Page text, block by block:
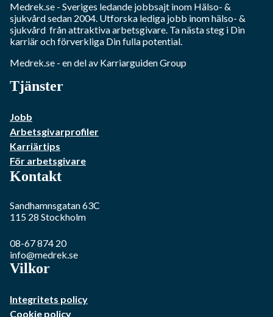
Medrek.se - Sveriges ledande jobbsajt inom Hälso- &
sjukvårdsedan 2004. Utforska lediga jobb inomhälso- &
sjukvård från attraktiva arbetsgivare. Ta nästa steg i Din
karriär och förverkliga Din fulla potential.
Medrek.se - en del av Karriarguiden Group
Tjänster
Jobb
Arbetsgivarprofiler
Karriärtips
För arbetsgivare
Kontakt
Sandhamnsgatan 63C
115 28 Stockholm
08-67 874 20
info@medrek.se
Vilkor
Integritets policy
Cookie policy